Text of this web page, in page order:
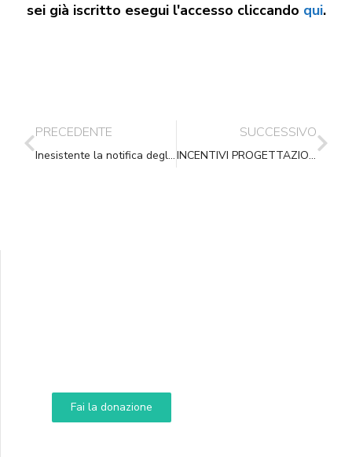
sei già iscritto esegui l'accesso cliccando qui.
PRECEDENTE
Inesistente la notifica degli atti effettuata tramite poste private
SUCCESSIVO
INCENTIVI PROGETTAZIONE: la Corte dei conti mette la parola fine
Fai la donazione